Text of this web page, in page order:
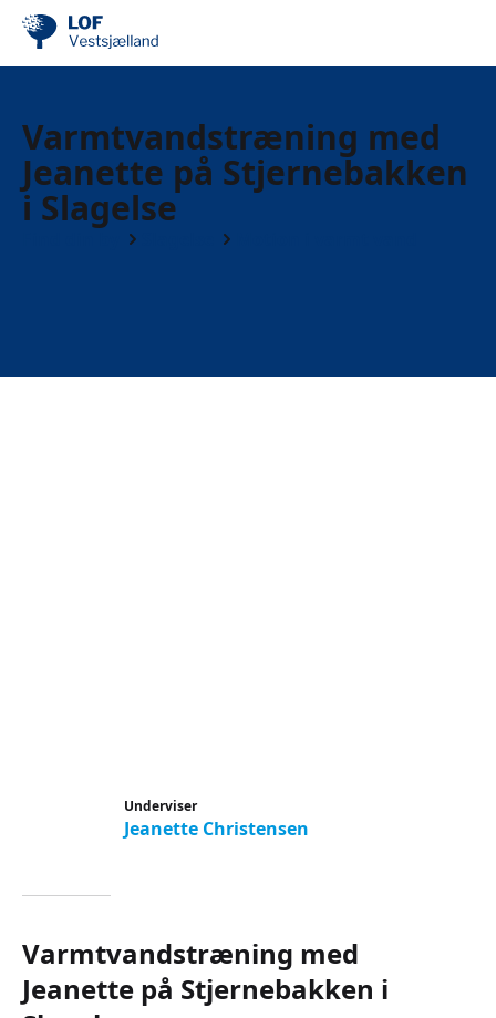
Varmtvandstræning med
Jeanette på Stjernebakken
i Slagelse
Underviser
Jeanette Christensen
Varmtvandstræning med
Jeanette på Stjernebakken i